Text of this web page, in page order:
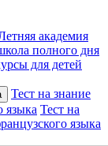
академия
полного дня
для детей
Тест на знание
языка Тест на
языка